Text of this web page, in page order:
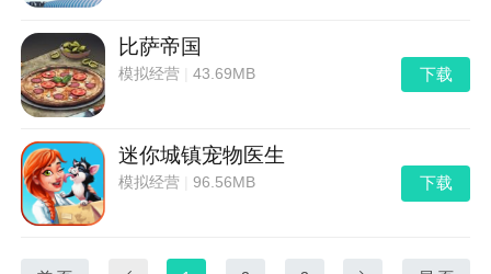
比萨帝国
模拟经营 |43.69MB 下载
迷你城镇宠物医生
模拟经营 |96.56MB 下载